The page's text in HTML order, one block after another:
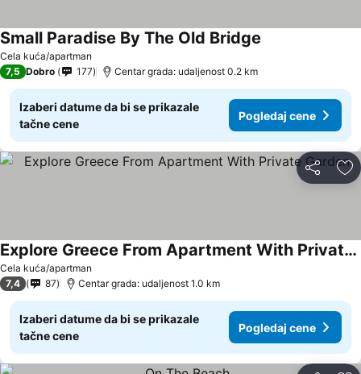
Cela kuća/apartman
Small Paradise By The Old Bridge
7,5 Dobro 177 Centar grada: udaljenost 0.2 km
Izaberi datume da bi se prikazale
tačne cene
Pogledaj cene
Deli
Cela kuća/apartman
Explore Greece From Apartment With Private Garden
7,4 87 Centar grada: udaljenost 1.0 km
Izaberi datume da bi se prikazale
tačne cene
Pogledaj cene